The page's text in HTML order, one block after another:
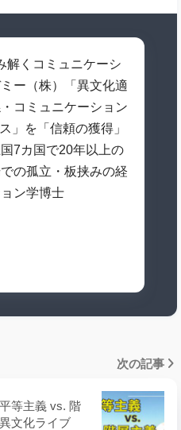
解くコミュニケーシ
ー（株）「異文化適
コミュニケーション
」を「信頼の獲得」
7カ国で20年以上の
の孤立・板挟みの経
ン学博士
次の記事
平等主義 vs. 階
文化ライブ